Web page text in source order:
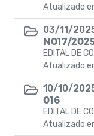
Atualizado
03/11/
N017/
EDITAL DE
Atualizado
10/10/
016
EDITAL DE
Atualizado